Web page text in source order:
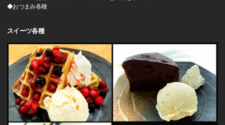
◆おつまみ各種
スイーツ各種